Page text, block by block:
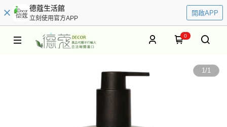
德蔻生活館
立刻使用官方APP
開啟APP
0
1/1